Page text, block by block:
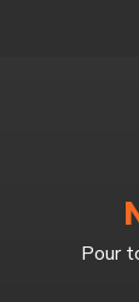
Pour